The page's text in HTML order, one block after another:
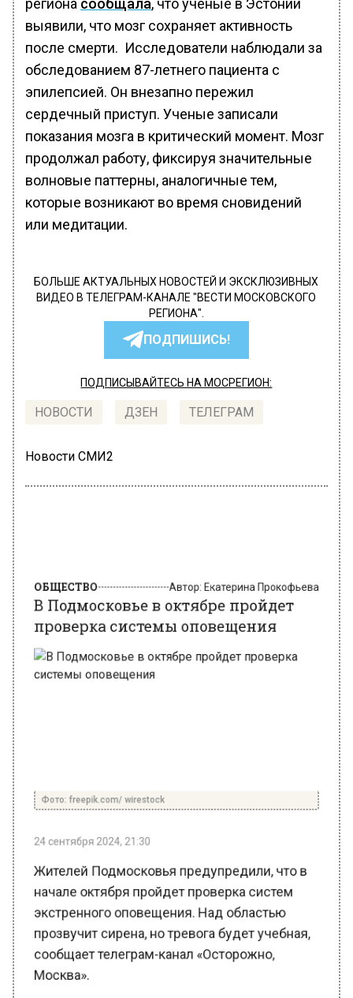
региона сообщала, что ученые в Эстонии
выявили, что мозг сохраняет активность
после смерти. Исследователи наблюдали за
обследованием 87-летнего пациента с
эпилепсией. Он внезапно пережил
сердечный приступ. Ученые записали
показания мозга в критический момент. Мозг
продолжал работу, фиксируя значительные
волновые паттерны, аналогичные тем,
которые возникают во время сновидений
или медитации.
БОЛЬШЕ АКТУАЛЬНЫХ НОВОСТЕЙ И ЭКСКЛЮЗИВНЫХ
ВИДЕО В ТЕЛЕГРАМ-КАНАЛЕ "ВЕСТИ МОСКОВСКОГО
РЕГИОНА".
ПОДПИШИСЬ!
ПОДПИСЫВАЙТЕСЬ НА МОСРЕГИОН:
НОВОСТИ ДЗЕН ТЕЛЕГРАМ
Новости СМИ2
проверка системы оповещения
24 сентября 2024, 21:30
Жителей Подмосковья предупредили, что в
начале октября пройдет проверка систем
экстренного оповещения. Над областью
прозвучит сирена, но тревога будет учебная,
сообщает телеграм-канал «Осторожно,
Москва».
Проверка сирен, которые оповещают людей